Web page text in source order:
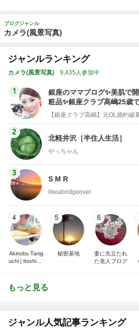
ブログジャンル
カメラ(風景写真)
ジャンルランキング
カメラ(風景写真) 9,435人参加中
1
銀座のママブログ✨美肌で
粧品✨銀座クラブ高嶋25歳
物でエルメス バーキン
2
北軽井沢［半住人生活］
やっちゃん
3
S M R
likeabridgeover
4
Akinobu Tanig
uchi | Itoshima
5
秘密基地
6
妻に先立たれ
た老人ブログ
もっと見る
ジャンル人気記事ランキング